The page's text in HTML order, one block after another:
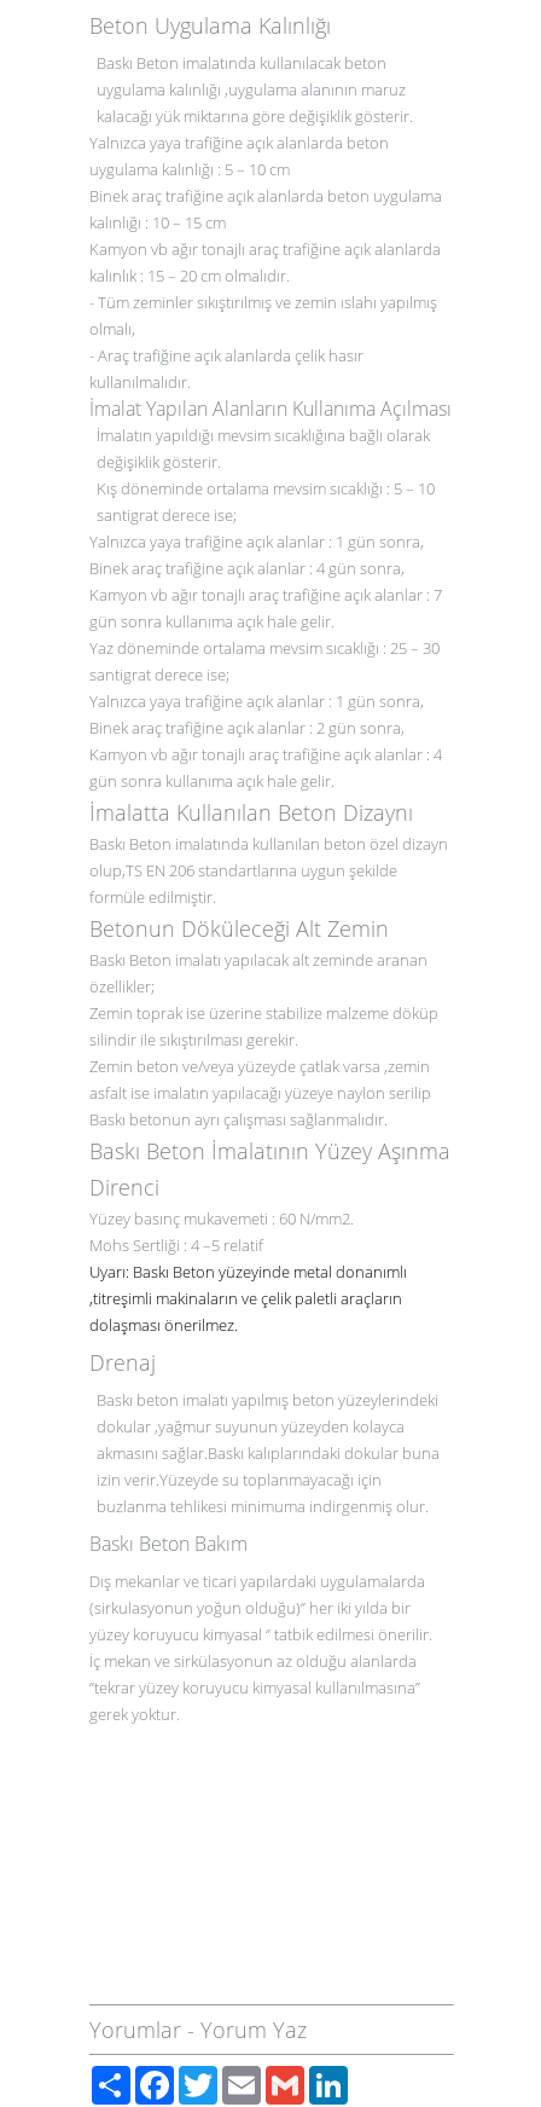
Beton Uygulama Kalınlığı
Baskı Beton imalatında kullanılacak beton
uygulama kalınlığı ,uygulama alanının maruz
kalacağı yük miktarına göre değişiklik gösterir.
Yalnızca yaya trafiğine açık alanlarda beton
uygulama kalınlığı : 5 – 10 cm
Binek araç trafiğine açık alanlarda beton uygulama
kalınlığı : 10 – 15 cm
Kamyon vb ağır tonajlı araç trafiğine açık alanlarda
kalınlık : 15 – 20 cm olmalıdır.
- Tüm zeminler sıkıştırılmış ve zemin ıslahı yapılmış
olmalı,
- Araç trafiğine açık alanlarda çelik hasır
kullanılmalıdır.
İmalat Yapılan Alanların Kullanıma Açılması
İmalatın yapıldığı mevsim sıcaklığına bağlı olarak
değişiklik gösterir.
Kış döneminde ortalama mevsim sıcaklığı : 5 – 10
santigrat derece ise;
Yalnızca yaya trafiğine açık alanlar : 1 gün sonra,
Binek araç trafiğine açık alanlar : 4 gün sonra,
Kamyon vb ağır tonajlı araç trafiğine açık alanlar : 7
gün sonra kullanıma açık hale gelir.
Yaz döneminde ortalama mevsim sıcaklığı : 25 – 30
santigrat derece ise;
Yalnızca yaya trafiğine açık alanlar : 1 gün sonra,
Binek araç trafiğine açık alanlar : 2 gün sonra,
Kamyon vb ağır tonajlı araç trafiğine açık alanlar : 4
gün sonra kullanıma açık hale gelir.
İmalatta Kullanılan Beton Dizaynı
Baskı Beton imalatında kullanılan beton özel dizayn
olup,TS EN 206 standartlarına uygun şekilde
formüle edilmiştir.
Betonun Döküleceği Alt Zemin
Baskı Beton imalatı yapılacak alt zeminde aranan
özellikler;
Zemin toprak ise üzerine stabilize malzeme döküp
silindir ile sıkıştırılması gerekir.
Zemin beton ve/veya yüzeyde çatlak varsa ,zemin
asfalt ise imalatın yapılacağı yüzeye naylon serilip
Baskı betonun ayrı çalışması sağlanmalıdır.
Baskı Beton İmalatının Yüzey Aşınma
Direnci
Yüzey basınç mukavemeti : 60 N/mm2.
Mohs Sertliği : 4 –5 relatif
Uyarı: Baskı Beton yüzeyinde metal donanımlı
,titreşimli makinaların ve çelik paletli araçların
dolaşması önerilmez.
Drenaj
Baskı beton imalatı yapılmış beton yüzeylerindeki
dokular ,yağmur suyunun yüzeyden kolayca
akmasını sağlar.Baskı kalıplarındaki dokular buna
izin verir.Yüzeyde su toplanmayacağı için
buzlanma tehlikesi minimuma indirgenmiş olur.
Baskı Beton Bakım
Dış mekanlar ve ticari yapılardaki uygulamalarda
(sirkulasyonun yoğun olduğu)‘’ her iki yılda bir
yüzey koruyucu kimyasal ‘’ tatbik edilmesi önerilir.
İç mekan ve sirkülasyonun az olduğu alanlarda
‘’tekrar yüzey koruyucu kimyasal kullanılmasına’’
gerek yoktur.
Yorumlar - Yorum Yaz
PaylaşFacebook
TwitterEmailGmail